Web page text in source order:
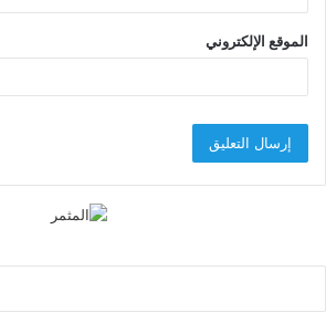
الموقع الإلكتروني